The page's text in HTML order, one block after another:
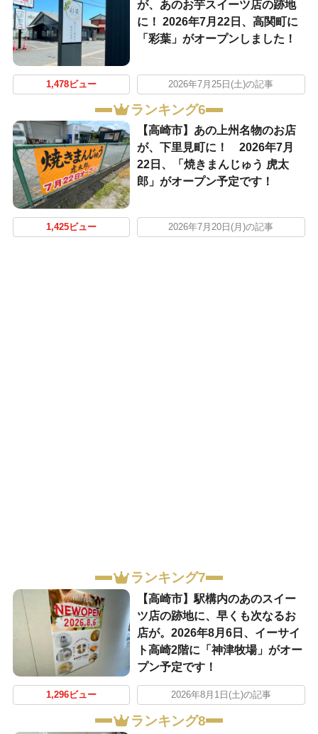
が、あのお芋スイーツ店の跡地
に！ 2026年7月22日、高関町に
「彩葉」がオープンしました！
1,478ビュー 2026年7月25日(土)の記事
ランキング6
【高崎市】あの上州名物のお店
が、下里見町に！ 2026年7月
22日、「焼きまんじゅう 虎太
郎」がオープン予定です！
1,425ビュー 2026年7月20日(月)の記事
ランキング7
【高崎市】駅構内のあのスイー
ツ店の跡地に、早くも次なるお
店が。2026年8月6日、イーサイ
ト高崎2階に「神津牧場」がオー
プン予定です！
1,296ビュー 2026年8月1日(土)の記事
ランキング8